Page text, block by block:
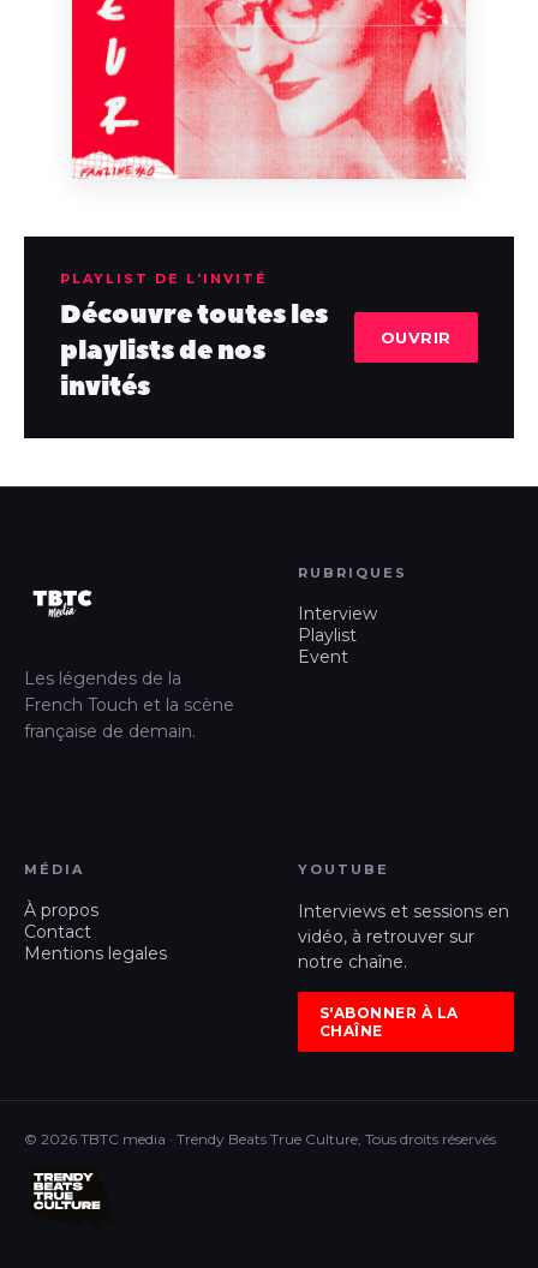
PLAYLIST DE L'INVITÉ
Découvre toutes les
playlists de nos
invités
OUVRIR
Les légendes de la
French Touch et la scène
française de demain.
RUBRIQUES
Interview
Playlist
Event
MÉDIA
À propos
Contact
Mentions legales
YOUTUBE
Interviews et sessions en
vidéo, à retrouver sur
notre chaîne.
S'ABONNER À LA
CHAÎNE
© 2026 TBTC media · Trendy Beats True Culture, Tous droits réservés